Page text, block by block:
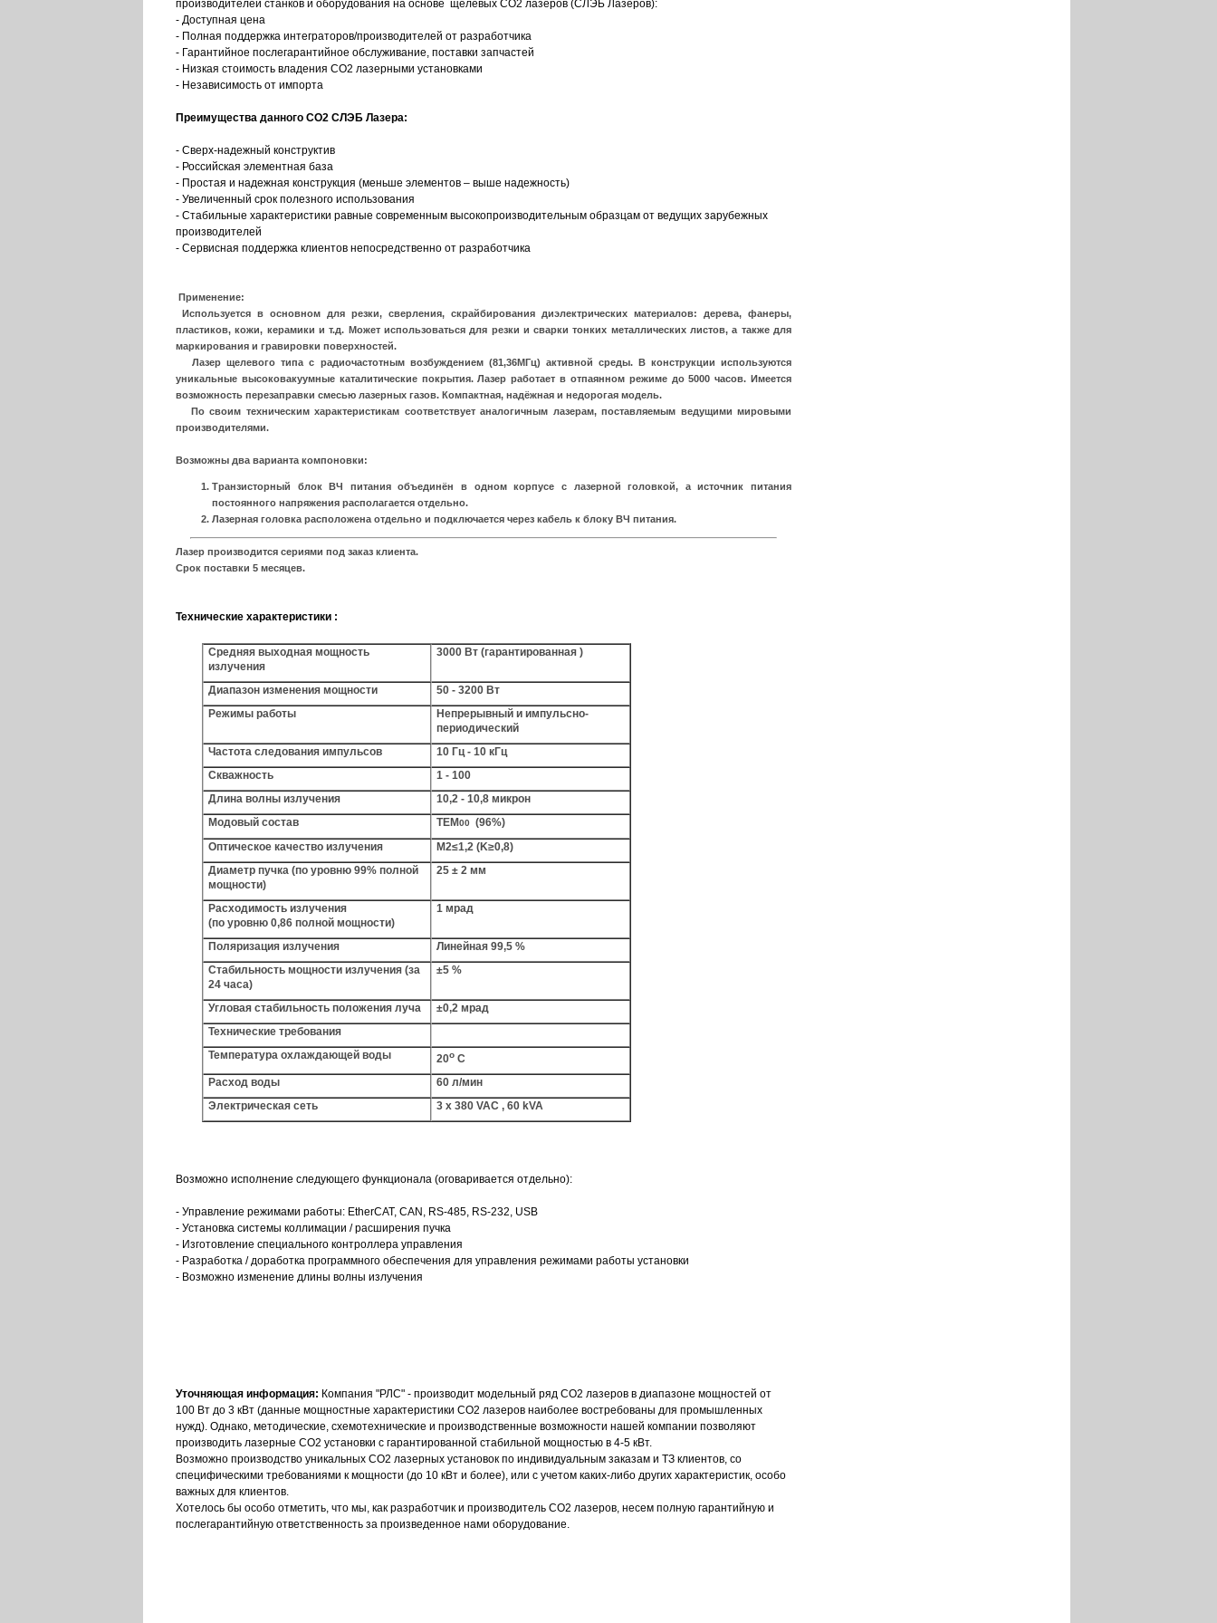
производителей станков и оборудования на основе щелевых СО2 лазеров (СЛЭБ Лазеров):
- Доступная цена
- Полная поддержка интеграторов/производителей от разработчика
- Гарантийное послегарантийное обслуживание, поставки запчастей
- Низкая стоимость владения СО2 лазерными установками
- Независимость от импорта
Преимущества данного CO2 СЛЭБ Лазера:
- Сверх-надежный конструктив
- Российская элементная база
- Простая и надежная конструкция (меньше элементов – выше надежность)
- Увеличенный срок полезного использования
- Стабильные характеристики равные современным высокопроизводительным образцам от ведущих зарубежных
производителей
- Сервисная поддержка клиентов непосредственно от разработчика
Применение:
Используется в основном для резки, сверления, скрайбирования диэлектрических материалов: дерева, фанеры,
пластиков, кожи, керамики и т.д. Может использоваться для резки и сварки тонких металлических листов, а также для
маркирования и гравировки поверхностей.
Лазер щелевого типа с радиочастотным возбуждением (81,36МГц) активной среды. В конструкции используются
уникальные высоковакуумные каталитические покрытия. Лазер работает в отпаянном режиме до 5000 часов. Имеется
возможность перезаправки смесью лазерных газов. Компактная, надёжная и недорогая модель.
По своим техническим характеристикам соответствует аналогичным лазерам, поставляемым ведущими мировыми
производителями.
Возможны два варианта компоновки:
Транзисторный блок ВЧ питания объединён в одном корпусе с лазерной головкой, а источник питания
постоянного напряжения располагается отдельно.
Лазерная головка расположена отдельно и подключается через кабель к блоку ВЧ питания.
Лазер производится сериями под заказ клиента.
Срок поставки 5 месяцев.
Технические характеристики :
Средняя выходная мощность
излучения
3000 Вт (гарантированная )
Диапазон изменения мощности
50 - 3200 Вт
Режимы работы
Непрерывный и импульсно-
периодический
Частота следования импульсов
10 Гц - 10 кГц
Скважность
1 - 100
Длина волны излучения
10,2 - 10,8 микрон
Модовый состав
TEM00
(96%)
Оптическое качество излучения
M2≤1,2 (K≥0,8)
Диаметр пучка (по уровню 99% полной
мощности)
25 ± 2 мм
Расходимость излучения
(по уровню 0,86 полной мощности)
1 мрад
Поляризация излучения
Линейная 99,5 %
Стабильность мощности излучения (за
24 часа)
±5 %
Угловая стабильность положения луча
±0,2 мрад
Технические требования
Температура охлаждающей воды
20o C
Расход воды
60 л/мин
Электрическая сеть
3 х 380 VAC , 60 kVA
Возможно исполнение следующего функционала (оговаривается отдельно):
- Управление режимами работы: EtherCAT, CAN, RS-485, RS-232, USB
- Установка системы коллимации / расширения пучка
- Изготовление специального контроллера управления
- Разработка / доработка программного обеспечения для управления режимами работы установки
- Возможно изменение длины волны излучения
Уточняющая информация: Компания "РЛС" - производит модельный ряд CO2 лазеров в диапазоне мощностей от
100 Вт до 3 кВт (данные мощностные характеристики CO2 лазеров наиболее востребованы для промышленных
нужд). Однако, методические, схемотехнические и производственные возможности нашей компании позволяют
производить лазерные CO2 установки с гарантированной стабильной мощностью в 4-5 кВт.
Возможно производство уникальных CO2 лазерных установок по индивидуальным заказам и ТЗ клиентов, со
специфическими требованиями к мощности (до 10 кВт и более), или с учетом каких-либо других характеристик, особо
важных для клиентов.
Хотелось бы особо отметить, что мы, как разработчик и производитель CO2 лазеров, несем полную гарантийную и
послегарантийную ответственность за произведенное нами оборудование.